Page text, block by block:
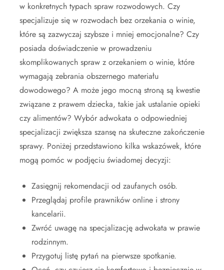
w konkretnych typach spraw rozwodowych. Czy
specjalizuje się w rozwodach bez orzekania o winie,
które są zazwyczaj szybsze i mniej emocjonalne? Czy
posiada doświadczenie w prowadzeniu
skomplikowanych spraw z orzekaniem o winie, które
wymagają zebrania obszernego materiału
dowodowego? A może jego mocną stroną są kwestie
związane z prawem dziecka, takie jak ustalanie opieki
czy alimentów? Wybór adwokata o odpowiedniej
specjalizacji zwiększa szansę na skuteczne zakończenie
sprawy. Poniżej przedstawiono kilka wskazówek, które
mogą pomóc w podjęciu świadomej decyzji:
Zasięgnij rekomendacji od zaufanych osób.
Przeglądaj profile prawników online i strony
kancelarii.
Zwróć uwagę na specjalizację adwokata w prawie
rodzinnym.
Przygotuj listę pytań na pierwsze spotkanie.